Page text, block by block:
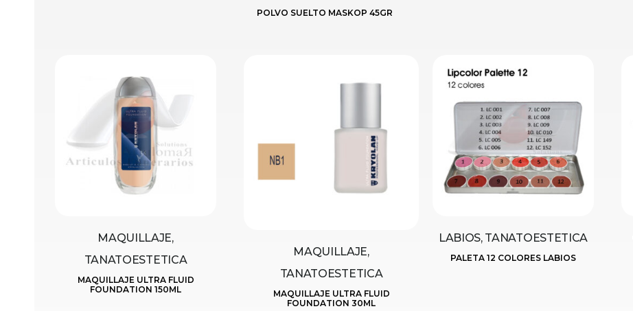
POLVO SUELTO MASKOP 45GR
MAQUILLAJE,
TANATOESTETICA
MAQUILLAJE ULTRA FLUID
FOUNDATION 150ML
MAQUILLAJE,
TANATOESTETICA
MAQUILLAJE ULTRA FLUID
FOUNDATION 30ML
LABIOS, TANATOESTETICA
PALETA 12 COLORES LABIOS